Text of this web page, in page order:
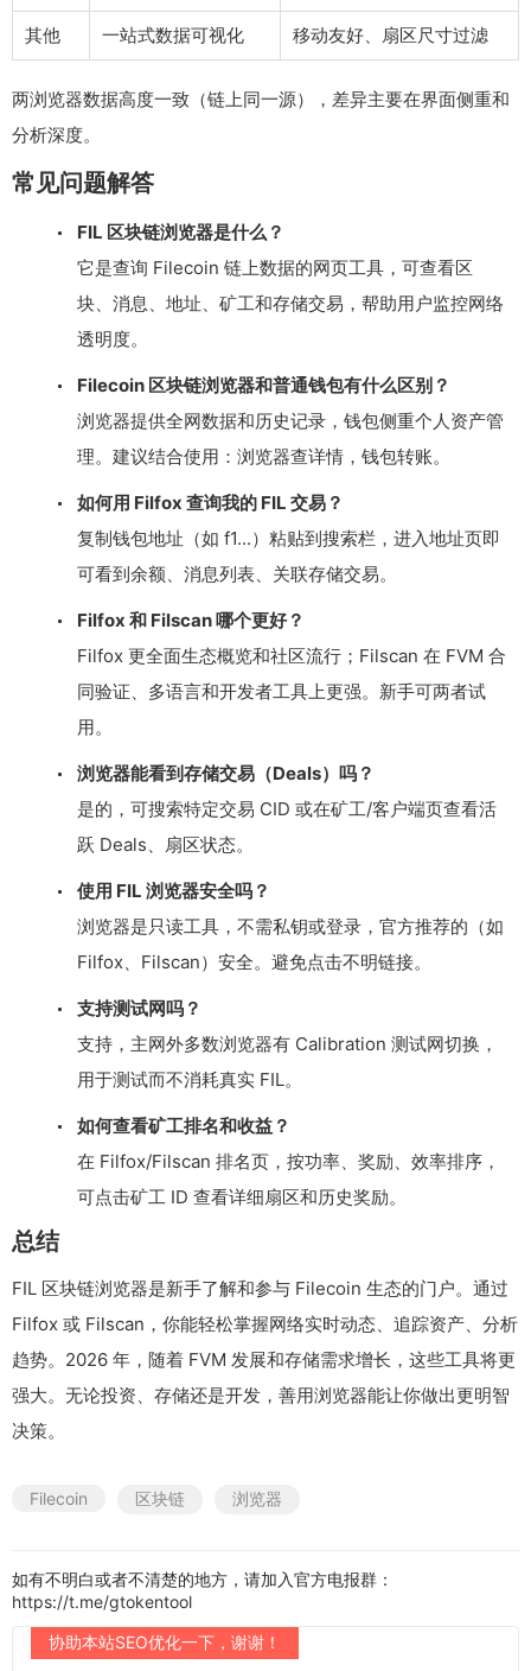
其他 一站式数据可视化 移动友好、扇区尺寸过滤
两浏览器数据高度一致（链上同一源），差异主要在界面侧重和
分析深度。
常见问题解答
FIL 区块链浏览器是什么？
它是查询 Filecoin 链上数据的网页工具，可查看区
块、消息、地址、矿工和存储交易，帮助用户监控网络
透明度。
Filecoin 区块链浏览器和普通钱包有什么区别？
浏览器提供全网数据和历史记录，钱包侧重个人资产管
理。建议结合使用：浏览器查详情，钱包转账。
如何用 Filfox 查询我的 FIL 交易？
复制钱包地址（如 f1...）粘贴到搜索栏，进入地址页即
可看到余额、消息列表、关联存储交易。
Filfox 和 Filscan 哪个更好？
Filfox 更全面生态概览和社区流行；Filscan 在 FVM 合
同验证、多语言和开发者工具上更强。新手可两者试
用。
浏览器能看到存储交易（Deals）吗？
是的，可搜索特定交易 CID 或在矿工/客户端页查看活
跃 Deals、扇区状态。
使用 FIL 浏览器安全吗？
浏览器是只读工具，不需私钥或登录，官方推荐的（如
Filfox、Filscan）安全。避免点击不明链接。
支持测试网吗？
支持，主网外多数浏览器有 Calibration 测试网切换，
用于测试而不消耗真实 FIL。
如何查看矿工排名和收益？
在 Filfox/Filscan 排名页，按功率、奖励、效率排序，
可点击矿工 ID 查看详细扇区和历史奖励。
总结
FIL 区块链浏览器是新手了解和参与 Filecoin 生态的门户。通过
Filfox 或 Filscan，你能轻松掌握网络实时动态、追踪资产、分析
趋势。2026 年，随着 FVM 发展和存储需求增长，这些工具将更
强大。无论投资、存储还是开发，善用浏览器能让你做出更明智
决策。
Filecoin 区块链 浏览器
如有不明白或者不清楚的地方，请加入官方电报群：
https://t.me/gtokentool
协助本站SEO优化一下，谢谢！